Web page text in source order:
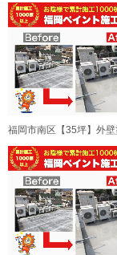
福岡市南区【35坪】外壁